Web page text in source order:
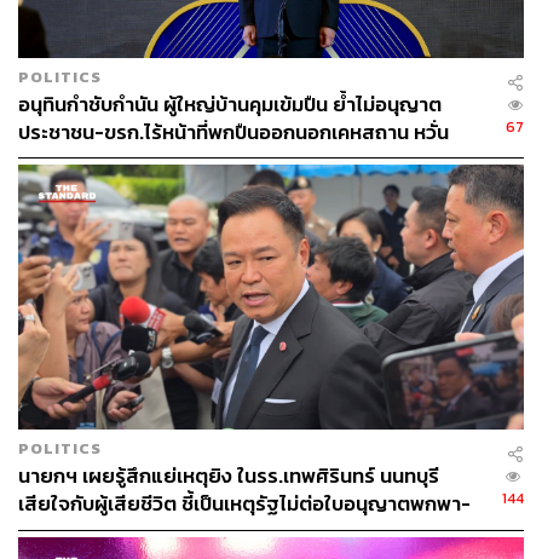
POLITICS
อนุทินกำชับกำนัน ผู้ใหญ่บ้านคุมเข้มปืน ย้ำไม่อนุญาต
ประชาชน-ขรก.ไร้หน้าที่พกปืนออกนอกเคหสถาน หวั่น
พฤติกรรมลอกเลียนแบบ จ่อลงพื้นที่เกิดเหตุ
67
POLITICS
นายกฯ เผยรู้สึกแย่เหตุยิง ในรร.เทพศิรินทร์ นนทบุรี
เสียใจกับผู้เสียชีวิต ชี้เป็นเหตุรัฐไม่ต่อใบอนุญาตพกพา-
ครอบครองปืน
144